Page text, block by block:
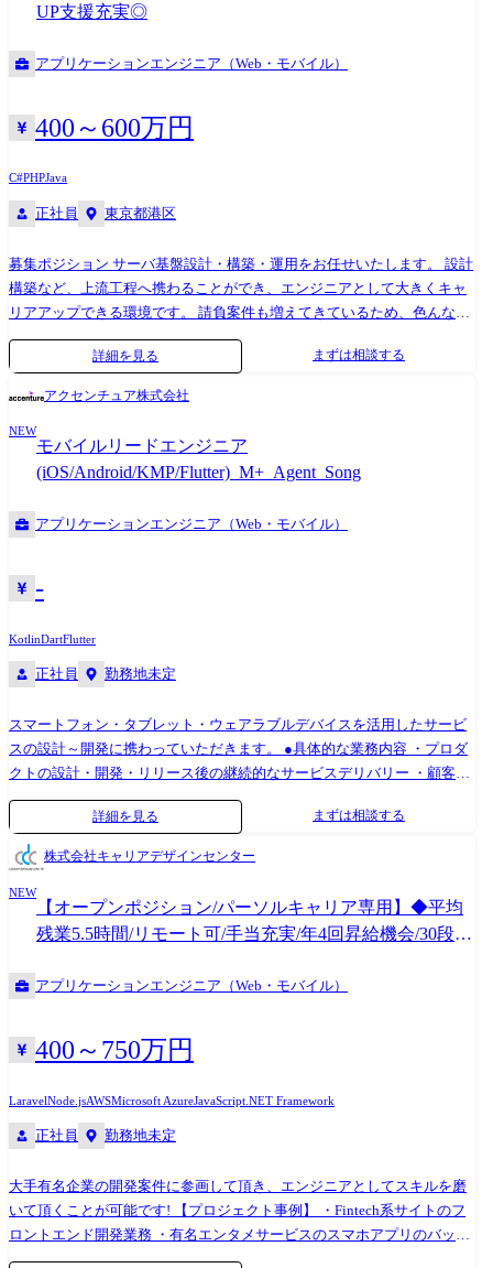
UP支援充実◎
アプリケーションエンジニア（Web・モバイル）
400～600万円
C#PHPJava
正社員 東京都港区
募集ポジション サーバ基盤設計・構築・運用をお任せいたします。 設計
構築など、上流工程へ携わることができ、エンジニアとして大きくキャ
リアアップできる環境です。 請負案件も増えてきているため、色んなこ
とにチャレンジできます。 業務内容 ●WEB アプリケーションの設計・開
発 ・フロントエンド開発:ユーザーインターフェースの設計・実装。 動
実装を行い、 システムのビジネスロジックを支える部分を担当。 ・API
開発:フロントエンドとバックエンド間でデータをやり取りする。 ・
API(RESTful API やGraphQLなど)の設計・実装を担当。 ・データベース
当。 【案件例】 ・航空会社向けWEB 予約システム ・航空会社向けCX
ー向けCI システム ・大手キャリア向け顧客管理システム
詳細を見る まずは相談する
アクセンチュア株式会社
NEW
モバイルリードエンジニア
(iOS/Android/KMP/Flutter)_M+_Agent_Song
アプリケーションエンジニア（Web・モバイル）
-
KotlinDartFlutter
正社員 勤務地未定
スマートフォン・タブレット・ウェアラブルデバイスを活用したサービ
スの設計～開発に携わっていただきます。 ●具体的な業務内容 ・プロダ
クトの設計・開発・リリース後の継続的なサービスデリバリー ・顧客側
プロダクトオーナーや社内サービスデザイナー/UIデザイナーとの仕様調
整 ・詳細設計の実施、開発標準/ライブラリの選定、コアな部分の実装及
びメンバーのコードレビュー ・開発プロセス(KPT、dailymeeting、ブラ
ンチ戦略、Issue/Pull Requestの運用)の継続的な改善を行う等チームリー
ド ・新規技術導入の為の技術調査及び検証
詳細を見る まずは相談する
株式会社キャリアデザインセンター
NEW
【オープンポジション/パーソルキャリア専用】◆平均
残業5.5時間/リモート可/手当充実/年4回昇給機会/30段階
アプリケーションエンジニア（Web・モバイル）
400～750万円
LaravelNode.jsAWSMicrosoft AzureJavaScript .NET Framework
正社員 勤務地未定
大手有名企業の開発案件に参画して頂き、エンジニアとしてスキルを磨
いて頂くことが可能です! 【プロジェクト事例】 ・Fintech系サイトのフ
ロントエンド開発業務 ・有名エンタメサービスのスマホアプリのバック
エンドド開発業務 ・クラウド型モバイル決済システムのバックエンド開